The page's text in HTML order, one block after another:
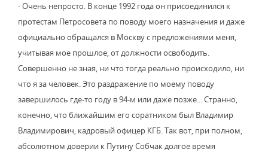
- Очень непросто. В конце 1992 года он присоединился к
протестам Петросовета по поводу моего назначения и даже
официально обращался в Москву с предложениями меня,
учитывая мое прошлое, от должности освободить.
Совершенно не зная, ни что тогда реально происходило, ни
что я за человек. Это раздражение по моему поводу
завершилось где-то году в 94-м или даже позже... Странно,
конечно, что ближайшим его соратником был Владимир
Владимирович, кадровый офицер КГБ. Так вот, при полном,
абсолютном доверии к Путину Собчак долгое время